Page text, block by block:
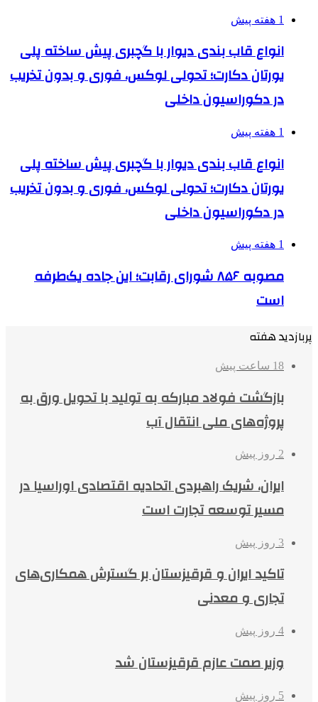
1 هفته پیش
انواع قاب بندی دیوار با گچبری پیش ساخته پلی
یورتان دکارت؛ تحولی لوکس، فوری و بدون تخریب
در دکوراسیون داخلی
1 هفته پیش
انواع قاب بندی دیوار با گچبری پیش ساخته پلی
یورتان دکارت؛ تحولی لوکس، فوری و بدون تخریب
در دکوراسیون داخلی
1 هفته پیش
مصوبه ۸۵۶ شورای رقابت؛ این جاده یک‌طرفه
است
پربازدید هفته
18 ساعت پیش
بازگشت فولاد مبارکه به تولید با تحویل ورق به
پروژه‌های ملی انتقال آب
2 روز پیش
ایران، شریک راهبردی اتحادیه اقتصادی اوراسیا در
مسیر توسعه تجارت است
3 روز پیش
تاکید ایران و قرقیزستان بر گسترش همکاری‌های
تجاری و معدنی
4 روز پیش
وزیر صمت عازم قرقیزستان شد
5 روز پیش